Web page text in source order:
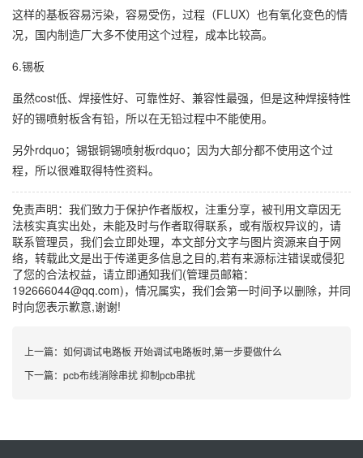
这样的基板容易污染，容易受伤，过程（FLUX）也有氧化变色的情
况，国内制造厂大多不使用这个过程，成本比较高。
6.锡板
虽然cost低、焊接性好、可靠性好、兼容性最强，但是这种焊接特性
好的锡喷射板含有铅，所以在无铅过程中不能使用。
另外rdquo；锡银铜锡喷射板rdquo；因为大部分都不使用这个过
程，所以很难取得特性资料。
免责声明：我们致力于保护作者版权，注重分享，被刊用文章因无
法核实真实出处，未能及时与作者取得联系，或有版权异议的，请
联系管理员，我们会立即处理，本文部分文字与图片资源来自于网
络，转载此文是出于传递更多信息之目的,若有来源标注错误或侵犯
了您的合法权益，请立即通知我们(管理员邮箱：
192666044@qq.com)，情况属实，我们会第一时间予以删除，并同
时向您表示歉意,谢谢!
上一篇： 如何调试电路板 开始调试电路板时,第一步要做什么
下一篇： pcb布线消除串扰 抑制pcb串扰